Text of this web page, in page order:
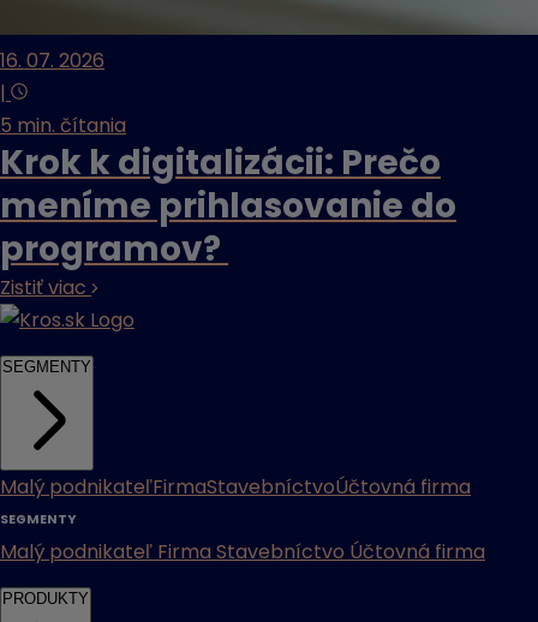
16. 07. 2026
|
5 min. čítania
Krok k digitalizácii: Prečo
meníme prihlasovanie do
programov?
Zistiť viac
SEGMENTY
Malý podnikateľFirmaStavebníctvoÚčtovná firma
SEGMENTY
Malý podnikateľ Firma Stavebníctvo Účtovná firma
PRODUKTY